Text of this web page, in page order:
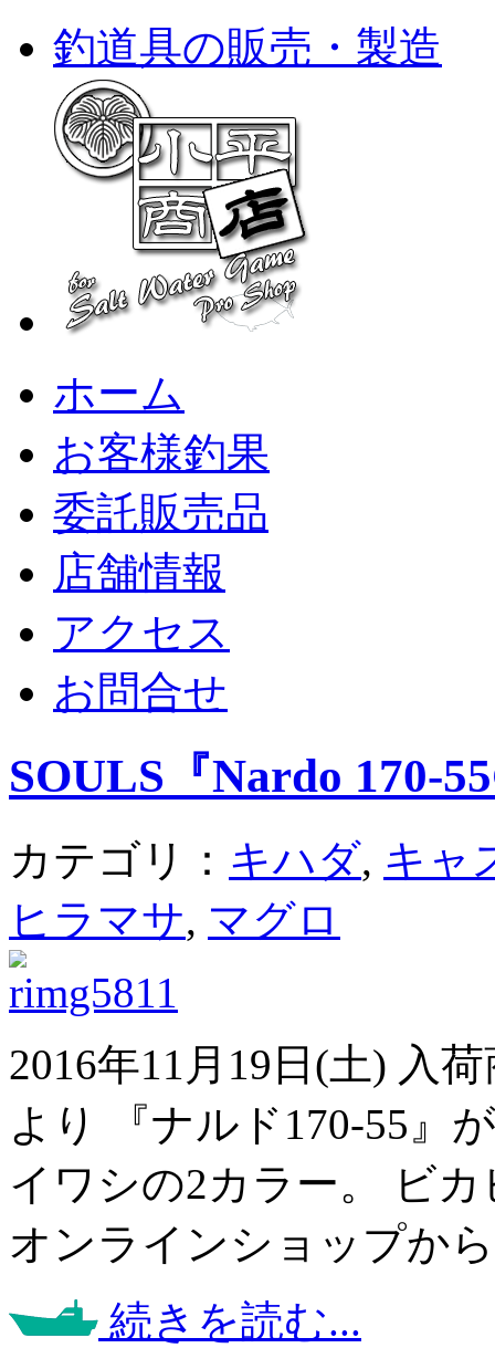
釣道具の販売・製造
ホーム
お客様釣果
委託販売品
店舗情報
アクセス
お問合せ
SOULS『Nardo 170-
カテゴリ： キハダ, キャ
ヒラマサ, マグロ
2016年11月19日(土) 入
より 『ナルド170-55』
イワシの2カラー。 ビ
オンラインショップか
続きを読む...